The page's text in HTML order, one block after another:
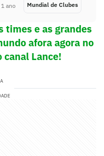
1 ano Mundial de Clubes
times e as grandes
afora agora no
canal Lance!